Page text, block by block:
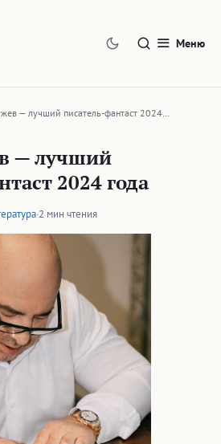
Меню
— лучший писатель-фантаст 2024…
— лучший
2024 года
·2 мин чтения